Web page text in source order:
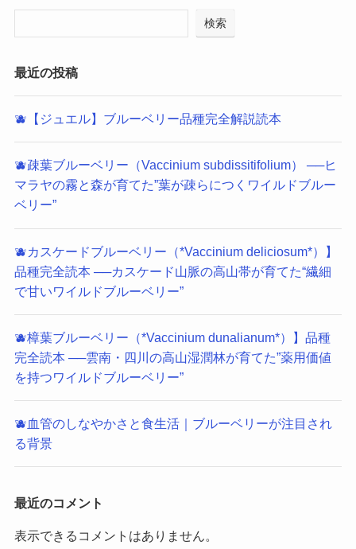
検索
最近の投稿
🫐【ジュエル】ブルーベリー品種完全解説読本
🫐疎葉ブルーベリー（Vaccinium subdissitifolium） ──ヒ
マラヤの霧と森が育てた”葉が疎らにつくワイルドブルー
ベリー”
🫐カスケードブルーベリー（*Vaccinium deliciosum*）】
品種完全読本 ──カスケード山脈の高山帯が育てた“繊細
で甘いワイルドブルーベリー”
🫐樟葉ブルーベリー（*Vaccinium dunalianum*）】品種
完全読本 ──雲南・四川の高山湿潤林が育てた”薬用価値
を持つワイルドブルーベリー”
🫐血管のしなやかさと食生活｜ブルーベリーが注目され
る背景
最近のコメント
表示できるコメントはありません。